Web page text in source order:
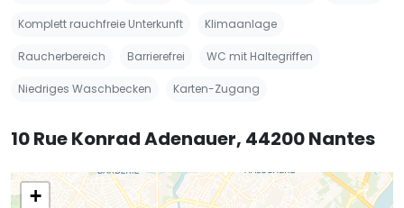
Komplett rauchfreie Unterkunft Klimaanlage
Raucherbereich Barrierefrei WC mit Haltegriffen
Niedriges Waschbecken Karten-Zugang
10 Rue Konrad Adenauer, 44200 Nantes
+